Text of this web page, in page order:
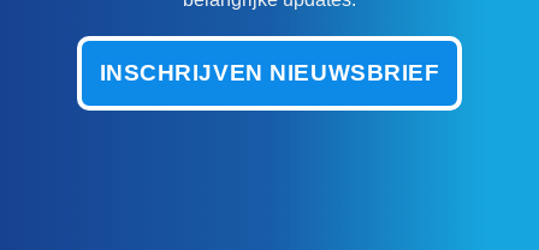
INSCHRIJVEN NIEUWSBRIEF